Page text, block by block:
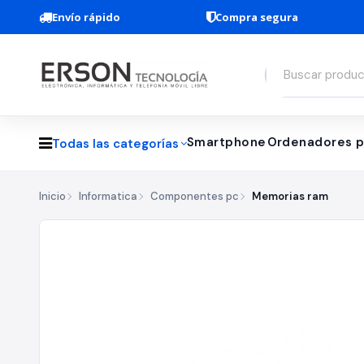
Envío rápido Compra segura
Todas las categorías Smartphone Ordenadores
Inicio Informatica Componentes pc Memorias ram